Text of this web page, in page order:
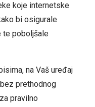
koje internetske
bi osigurale
te poboljšale
na Vaš uređaj
prethodnog
pravilno